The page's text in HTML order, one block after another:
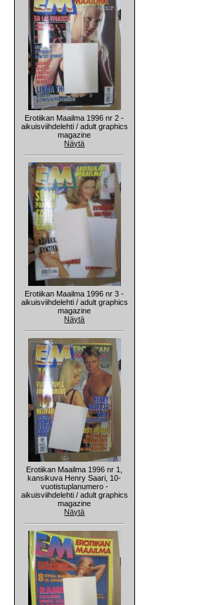
Erotiikan Maailma 1996 nr 2 -
aikuisviihdelehti / adult graphics
magazine
Näytä
Erotiikan Maailma 1996 nr 3 -
aikuisviihdelehti / adult graphics
magazine
Näytä
Erotiikan Maailma 1996 nr 1,
kansikuva Henry Saari, 10-
vuotistuplanumero -
aikuisviihdelehti / adult graphics
magazine
Näytä